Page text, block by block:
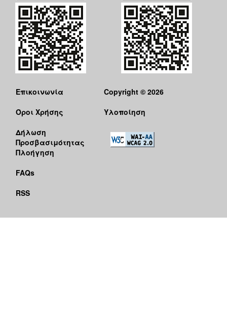
Επικοινωνία
Όροι Χρήσης
Δήλωση
Προσβασιμότητας
Πλοήγηση
FAQs
RSS
Copyright © 2026
Υλοποίηση